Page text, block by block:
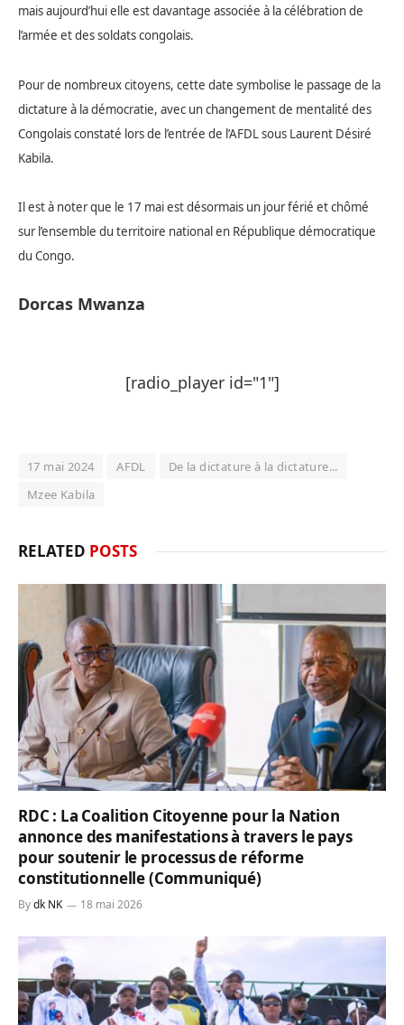
mais aujourd’hui elle est davantage associée à la célébration de
l’armée et des soldats congolais.
Pour de nombreux citoyens, cette date symbolise le passage de la
dictature à la démocratie, avec un changement de mentalité des
Congolais constaté lors de l’entrée de l’AFDL sous Laurent Désiré
Kabila.
Il est à noter que le 17 mai est désormais un jour férié et chômé
sur l’ensemble du territoire national en République démocratique
du Congo.
Dorcas Mwanza
[radio_player id="1"]
17 mai 2024 AFDL
De la dictature à la dictature...
Mzee Kabila
RELATED POSTS
RDC : La Coalition Citoyenne pour la Nation
annonce des manifestations à travers le pays
pour soutenir le processus de réforme
constitutionnelle (Communiqué)
Bydk NK 18 mai 2026